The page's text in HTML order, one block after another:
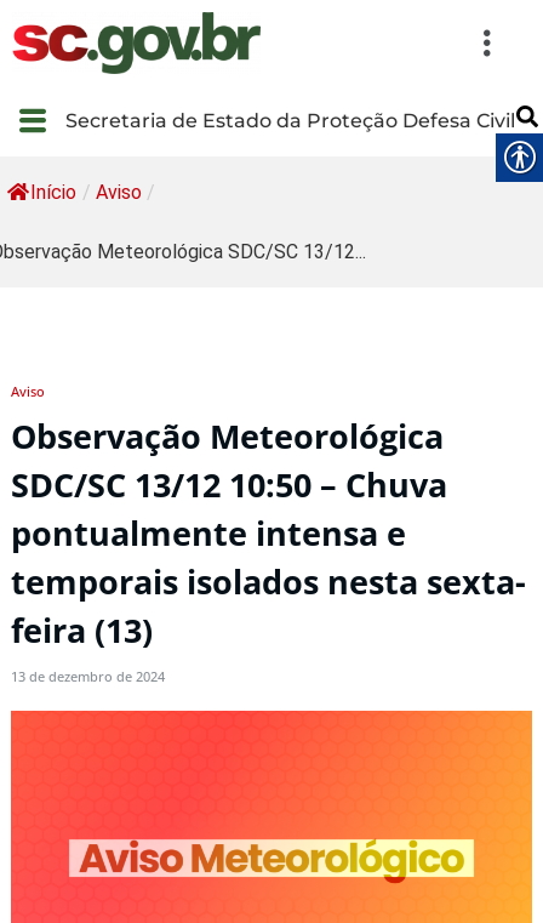
Secretaria de Estado da Proteção Defesa Civil
Início / Aviso /
Meteorológica SDC/SC 13/12...
Aviso
Observação Meteorológica
SDC/SC 13/12 10:50 – Chuva
pontualmente intensa e
temporais isolados nesta sexta-
feira (13)
13 de dezembro de 2024